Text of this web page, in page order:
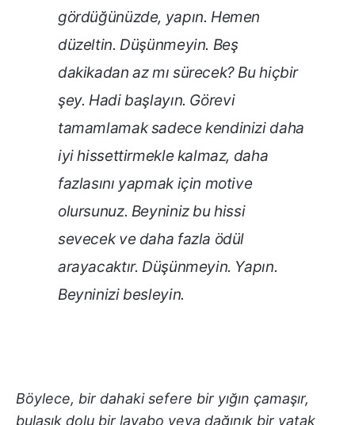
gördüğünüzde, yapın. Hemen
düzeltin. Düşünmeyin. Beş
dakikadan az mı sürecek? Bu hiçbir
şey. Hadi başlayın. Görevi
tamamlamak sadece kendinizi daha
iyi hissettirmekle kalmaz, daha
fazlasını yapmak için motive
olursunuz. Beyniniz bu hissi
sevecek ve daha fazla ödül
arayacaktır. Düşünmeyin. Yapın.
Beyninizi besleyin.
Böylece, bir dahaki sefere bir yığın çamaşır,
bulaşık dolu bir lavabo veya dağınık bir yatak